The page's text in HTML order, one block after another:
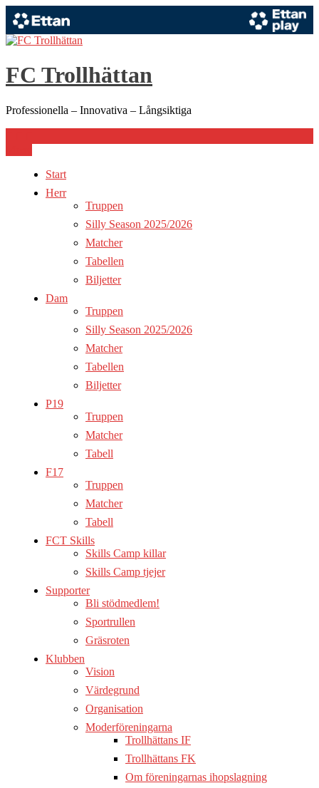
Hoppa
till
innehåll
FC Trollhättan
Professionella – Innovativa – Långsiktiga
Start
Herr
Truppen
Silly Season 2025/2026
Matcher
Tabellen
Biljetter
Dam
Truppen
Silly Season 2025/2026
Matcher
Tabellen
Biljetter
P19
Truppen
Matcher
Tabell
F17
Truppen
Matcher
Tabell
FCT Skills
Skills Camp killar
Skills Camp tjejer
Supporter
Bli stödmedlem!
Sportrullen
Gräsroten
Klubben
Vision
Värdegrund
Organisation
Moderföreningarna
Trollhättans IF
Trollhättans FK
Om föreningarnas ihopslagning